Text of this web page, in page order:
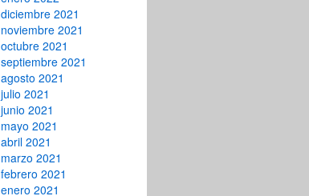
diciembre 2021
noviembre 2021
octubre 2021
septiembre 2021
agosto 2021
julio 2021
junio 2021
mayo 2021
abril 2021
marzo 2021
febrero 2021
enero 2021